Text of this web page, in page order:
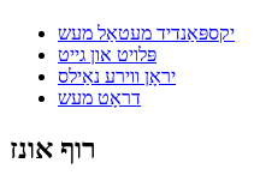
יקספּאַנדיד מעטאַל מעש
פּלויט און גייט
יראָן ווירע נאַילס
דראָט מעש
רוף אונז